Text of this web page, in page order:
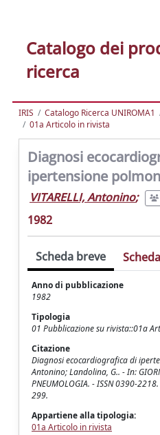
Catalogo dei
ricerca
IRIS Catalogo Ricerca UNIROMA1
01a Articolo in rivista
Diagnosi
ipertensione
VITARELLI, Antonino;
1982
Scheda breve
Anno di pubblicazione
1982
Tipologia
01 Pubblicazione su rivista::01a
Citazione
Diagnosi ecocardiografica di
Antonino; Landolina, G.. - In:
PNEUMOLOGIA. - ISSN 0390-
299.
Appartiene alla tipologia:
01a Articolo in rivista